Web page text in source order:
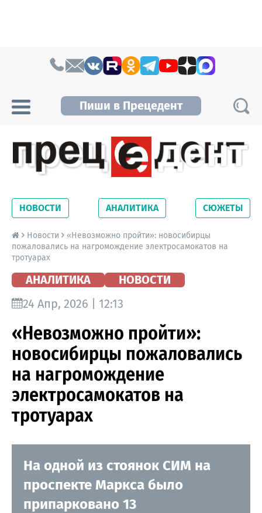
Пиши в Прецедент
Новосибирской области. Читайте свежие
новости на сайте сетевого издания
Precedent.
НОВОСТИ АНАЛИТИКА СЮЖЕТЫ
Новости
«Невозможно пройти»: новосибирцы
пожаловались на нагромождение электросамокатов на
тротуарах
АНАЛИТИКА
НОВОСТИ
24 Апр, 2026 | 12:13
«Невозможно пройти»:
новосибирцы пожаловались
на нагромождение
электросамокатов на
тротуарах
На одной из стоянок СИМ на
проспекте Маркса было
припарковано 13